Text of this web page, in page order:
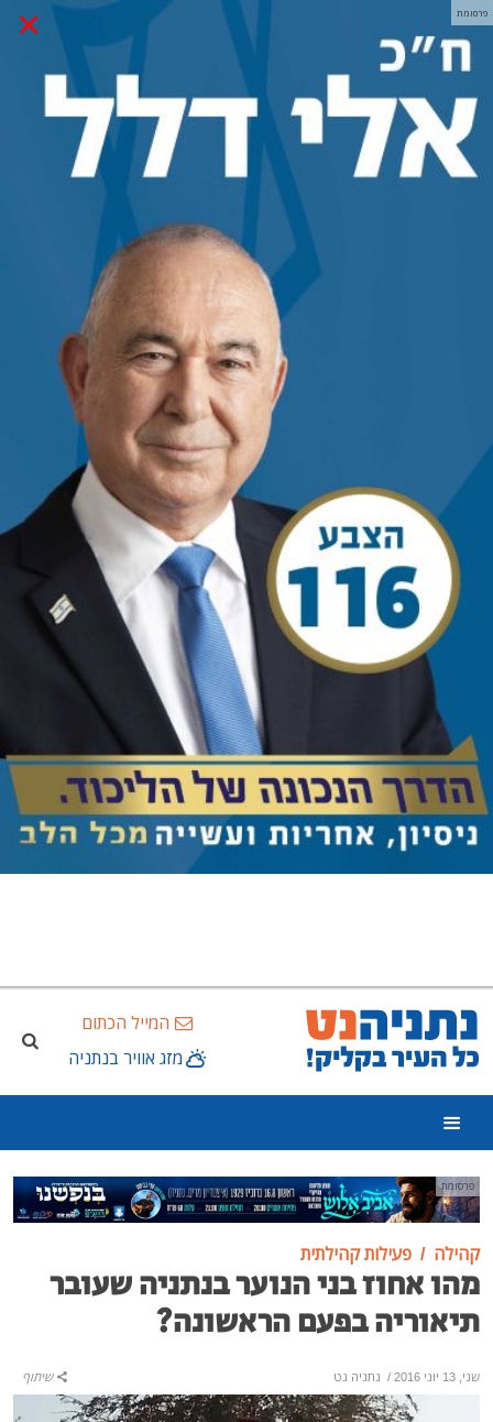
× פרסומת
המייל הכתום
מזג אוויר בנתניה
פרסומת
קהילה פעילות קהילתית
מהו אחוז בני הנוער בנתניה שעובר
תיאוריה בפעם הראשונה?
שני, 13 יוני 2016 / נתניה נט שיתוף